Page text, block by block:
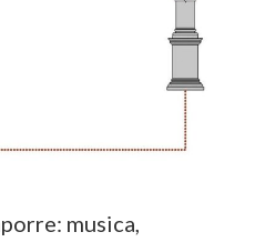
musica,